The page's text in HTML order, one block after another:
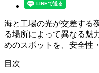
海と工場の光が交差する
る場所によって異なる魅
めのスポットを、安全性
目次